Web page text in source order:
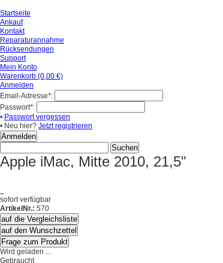
Startseite
Ankauf
Kontakt
Reparaturannahme
Rücksendungen
Support
Mein Konto
Warenkorb (0,00 €)
Anmelden
Email-Adresse*:
Passwort*:
• Passwort vergessen
• Neu hier? Jetzt registrieren
Apple iMac, Mitte 2010, 21,5"
sofort verfügbar
ArtikelNr.: 570
auf die Vergleichsliste
auf den Wunschzettel
Frage zum Produkt
Wird geladen ...
Gebraucht